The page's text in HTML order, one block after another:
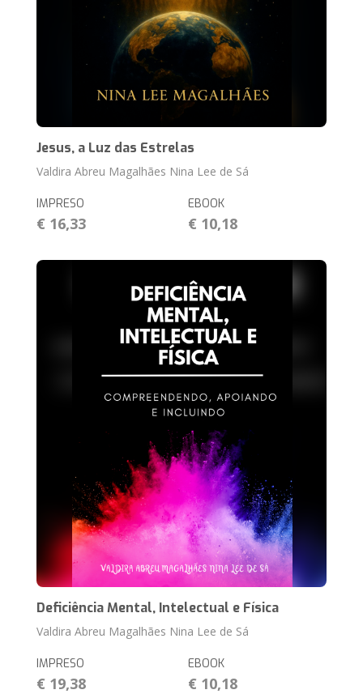
Jesus, a Luz das Estrelas
Valdira Abreu Magalhães Nina Lee de Sá
IMPRESO
€ 16,33
EBOOK
€ 10,18
Deficiência Mental, Intelectual e Física
Valdira Abreu Magalhães Nina Lee de Sá
IMPRESO
€ 19,38
EBOOK
€ 10,18